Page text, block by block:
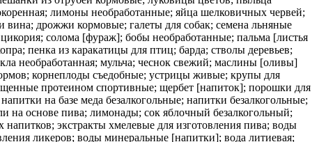
лимоны необработанные; яйца шелковичных червей;
вина; дрожжи кормовые; галеты для собак; семена льняные
солома [фураж]; бобы необработанные; пальма [листья
пенка из каракатицы для птиц; барда; стволы деревьев;
необработанная; мульча; чеснок свежий; маслины [оливы]
корнеплоды съедобные; устрицы живые; крупы для
протеином спортивные; щербет [напиток]; порошки для
на базе меда безалкогольные; напитки безалкогольные;
на основе пива; лимонады; сок яблочный безалкогольный;
экстракты хмелевые для изготовления пива; воды
ликеров; воды минеральные [напитки]; вода литиевая;